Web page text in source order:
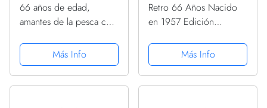
66 años de edad,
amantes de la pesca con
1957 - cumpleaños 66
Sudadera con Capucha
Más Info
Retro 66 Años Nacido
en 1957 Edición
Sudadera con Capucha
Más Info